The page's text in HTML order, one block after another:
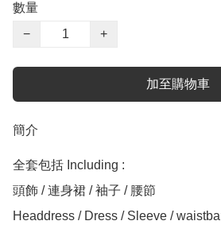
數量
−
+
加至購物車
簡介
全套包括 Including :
頭飾 / 連身裙 / 袖子 / 腰節
Headdress / Dress / Sleeve /